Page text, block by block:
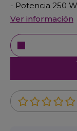
- Potencia 250
Ver información